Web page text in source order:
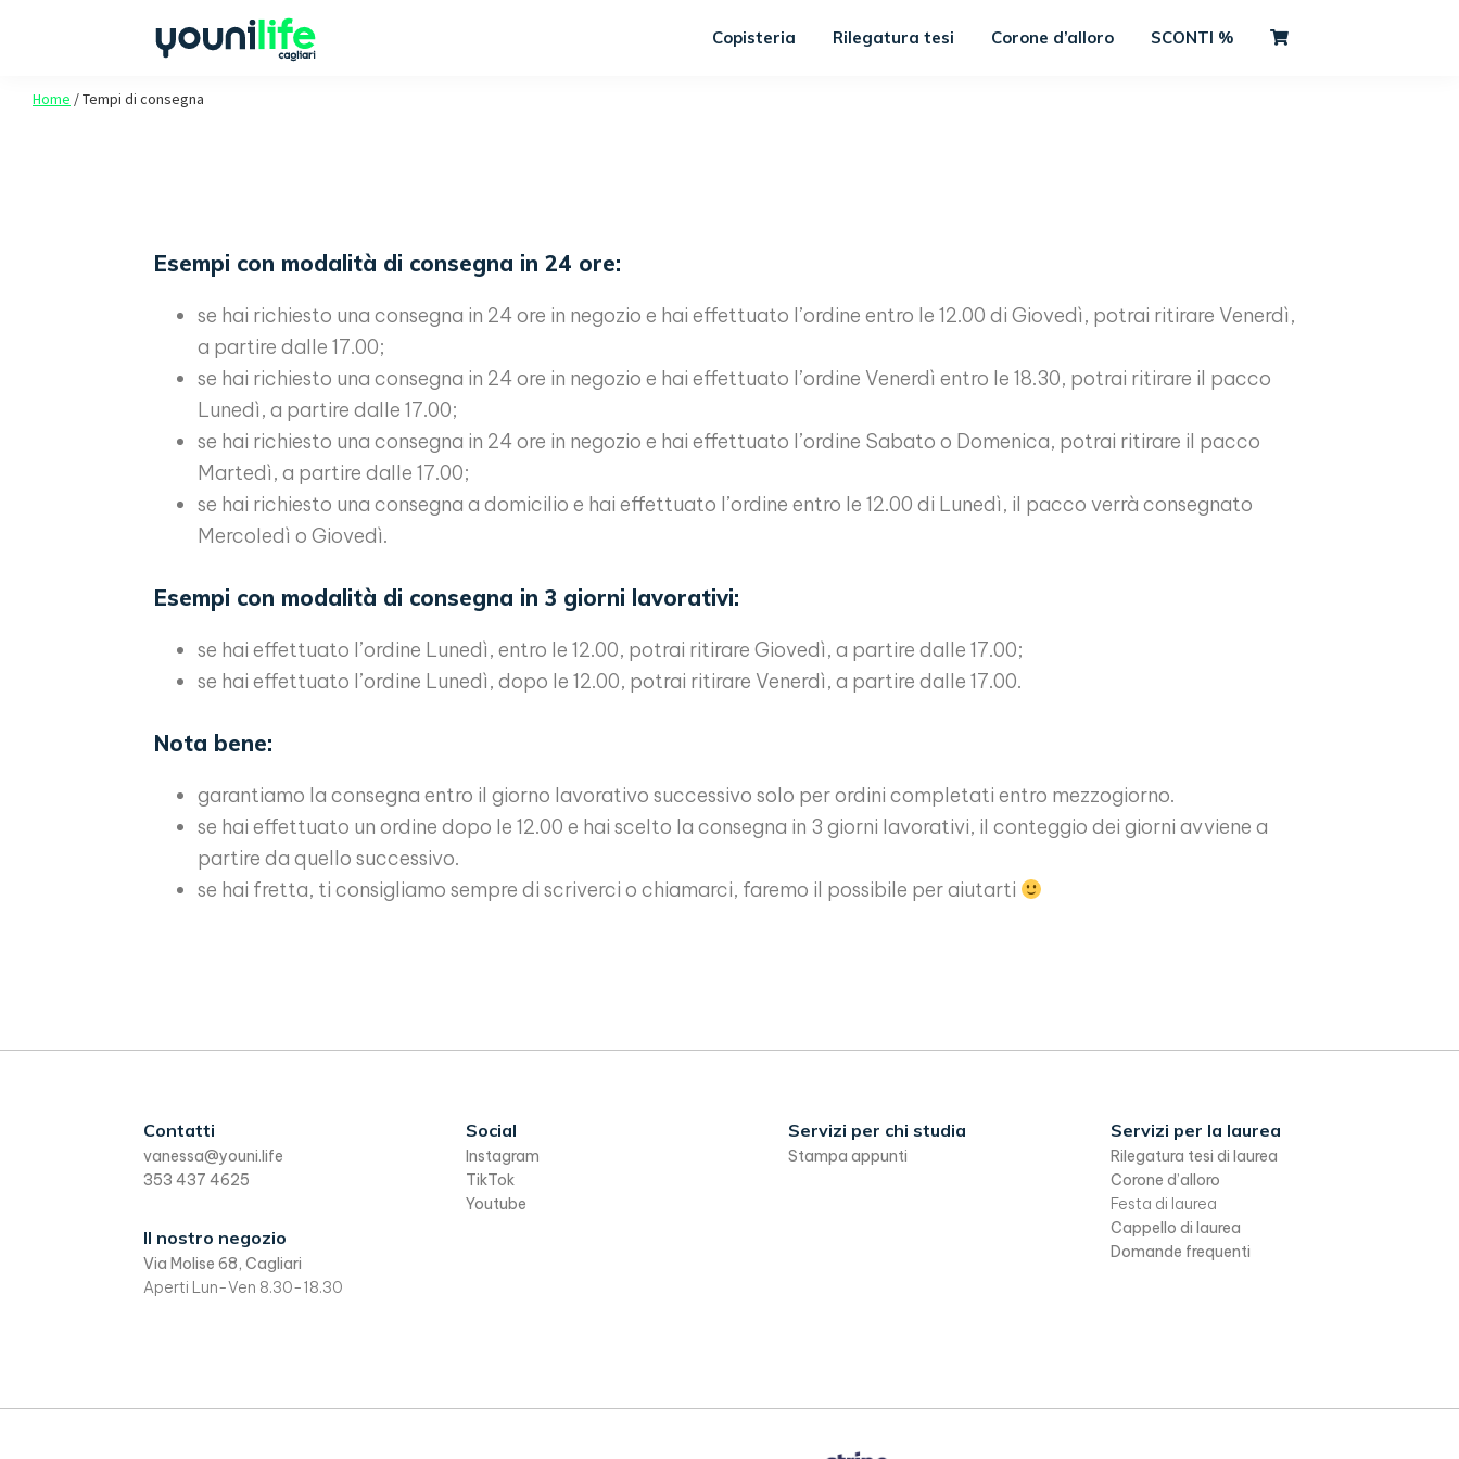
primaria
principale
Life
Copisteria Rilegatura tesi Corone d’alloro SCONTI %
Home /Tempi di consegna
Esempi con modalità di consegna in 24 ore:
se hai richiesto una consegna in 24 ore in negozio e hai effettuato l’ordine entro le 12.00 di Giovedì, potrai ritirare Venerdì,
a partire dalle 17.00;
se hai richiesto una consegna in 24 ore in negozio e hai effettuato l’ordine Venerdì entro le 18.30, potrai ritirare il pacco
Lunedì, a partire dalle 17.00;
se hai richiesto una consegna in 24 ore in negozio e hai effettuato l’ordine Sabato o Domenica, potrai ritirare il pacco
Martedì, a partire dalle 17.00;
se hai richiesto una consegna a domicilio e hai effettuato l’ordine entro le 12.00 di Lunedì, il pacco verrà consegnato
Mercoledì o Giovedì.
Esempi con modalità di consegna in 3 giorni lavorativi:
se hai effettuato l’ordine Lunedì, entro le 12.00, potrai ritirare Giovedì, a partire dalle 17.00;
se hai effettuato l’ordine Lunedì, dopo le 12.00, potrai ritirare Venerdì, a partire dalle 17.00.
Nota bene:
garantiamo la consegna entro il giorno lavorativo successivo solo per ordini completati entro mezzogiorno.
se hai effettuato un ordine dopo le 12.00 e hai scelto la consegna in 3 giorni lavorativi, il conteggio dei giorni avviene a
partire da quello successivo.
se hai fretta, ti consigliamo sempre di scriverci o chiamarci, faremo il possibile per aiutarti
Contatti
vanessa@youni.life
353 437 4625
Il nostro negozio
Via Molise 68, Cagliari
Aperti Lun-Ven 8.30-18.30
Social
Instagram
TikTok
Youtube
Servizi per chi studia
Stampa appunti
Servizi per la laurea
Rilegatura tesi di laurea
Corone d’alloro
Festa di laurea
Cappello di laurea
Domande frequenti